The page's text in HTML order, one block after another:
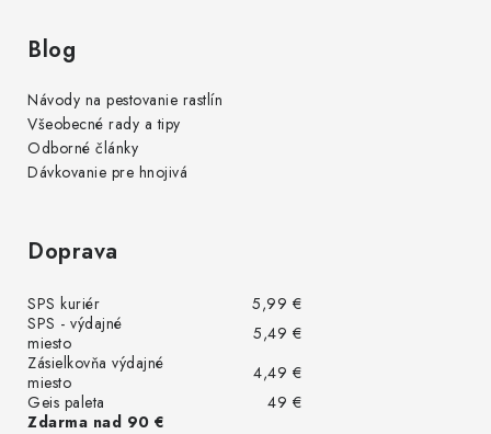
Blog
Návody na pestovanie rastlín
Všeobecné rady a tipy
Odborné články
Dávkovanie pre hnojivá
Doprava
SPS kuriér
5,99 €
SPS - výdajné
miesto
5,49 €
Zásielkovňa výdajné
miesto
4,49 €
Geis paleta
49 €
Zdarma nad 90 €